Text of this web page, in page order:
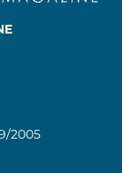
2005